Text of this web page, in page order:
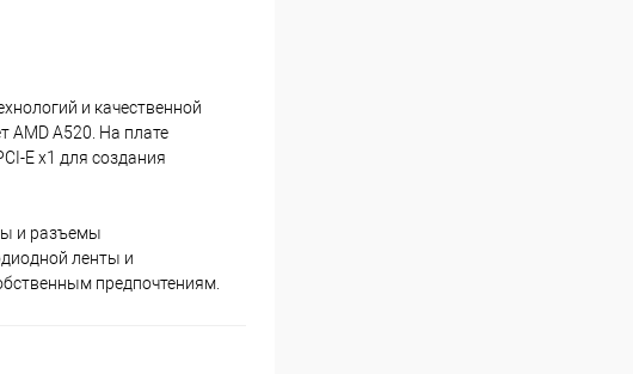
и качественной
AMD A520. На плате
E x1 для создания
и разъемы
ленты и
предпочтениям.